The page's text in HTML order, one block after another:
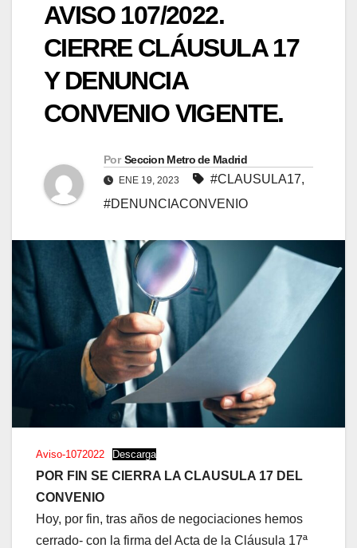
AVISO 107/2022.
CIERRE CLÁUSULA 17
Y DENUNCIA
CONVENIO VIGENTE.
Por Seccion Metro de Madrid
ENE 19, 2023 #CLAUSULA17,
#DENUNCIACONVENIO
Aviso-1072022 Descarga
POR FIN SE CIERRA LA CLAUSULA 17 DEL
CONVENIO
Hoy, por fin, tras años de negociaciones hemos
cerrado- con la firma del Acta de la Cláusula 17ª